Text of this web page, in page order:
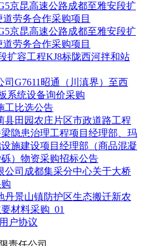
京昆高速公路成都至雅安段扩
劳务合作采购项目
京昆高速公路成都至雅安段扩
劳务合作采购项目
扩容工程KJ8标陇西河拌和站
G7611昭通（川滇界）至西
系统设备询价采购
工比选公告
田园农庄片区市政道路工程
隐患治理工程项目经理部、玛
施建设项目经理部（商品混凝
）物资采购招标公告
司成都集采分中心关于大桥
景山镇防护区生态搬迁新农
材料采购_01
用户协议